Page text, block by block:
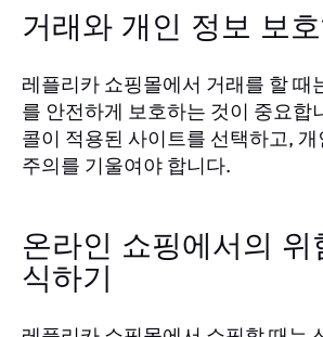
거래와 개인 정보 보호
레플리카 쇼핑몰에서 거래를 할 때
를 안전하게 보호하는 것이 중요합
콜이 적용된 사이트를 선택하고, 개
주의를 기울여야 합니다.
온라인 쇼핑에서의 위
식하기